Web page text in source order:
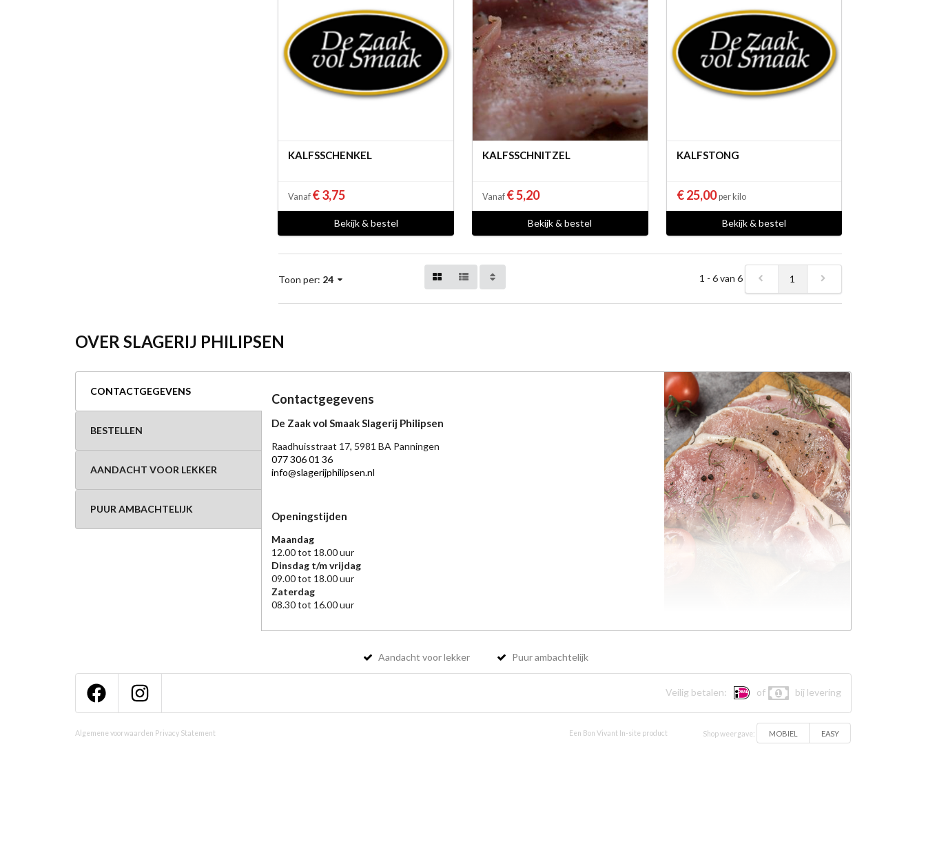
KALFSSCHENKEL
Vanaf € 3,75
Bekijk & bestel
KALFSSCHNITZEL
Vanaf € 5,20
Bekijk & bestel
KALFSTONG
€ 25,00per kilo
Bekijk & bestel
Toon per: 24 1 - 6 van 6 1
OVER SLAGERIJ PHILIPSEN
CONTACTGEGEVENS
BESTELLEN
AANDACHT VOOR LEKKER
PUUR AMBACHTELIJK
Contactgegevens
De Zaak vol Smaak Slagerij Philipsen
Raadhuisstraat 17, 5981 BA Panningen
077 306 01 36
info@slagerijphilipsen.nl
Openingstijden
Maandag
12.00 tot 18.00 uur
Dinsdag t/m vrijdag
09.00 tot 18.00 uur
Zaterdag
08.30 tot 16.00 uur
Aandacht voor lekker Puur ambachtelijk
Veilig betalen: of bij levering
Algemene voorwaarden Privacy Statement Een Bon Vivant In-site product Shop weergave: MOBIEL EASY